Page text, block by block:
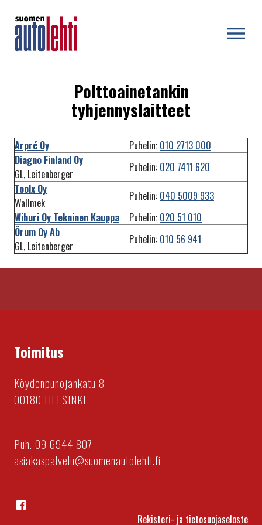
Polttoainetankin
tyhjennyslaitteet
Arpré Oy Puhelin: 010 2713 000
Diagno Finland Oy
GL, Leitenberger
Puhelin: 020 7411 620
Toolx Oy
Wallmek
Puhelin: 040 5009 933
Wihuri Oy Tekninen Kauppa
Puhelin: 020 51 010
Örum Oy Ab
GL, Leitenberger
Puhelin: 010 56 941
Toimitus
Köydenpunojankatu 8
00180 HELSINKI
Puh. 09 6944 807
asiakaspalvelu@suomenautolehti.fi
Rekisteri- ja tietosuojaseloste